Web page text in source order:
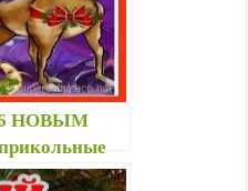
НОВЫМ
— 1